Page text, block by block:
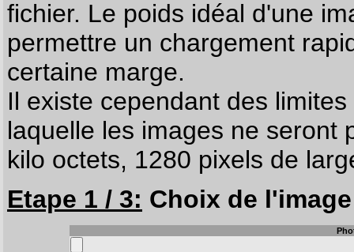
fichier. Le poids idéal d'une
permettre un chargement
certaine marge.
Il existe cependant des
laquelle les images ne seront
kilo octets, 1280 pixels de
Etape 1 / 3: Choix de